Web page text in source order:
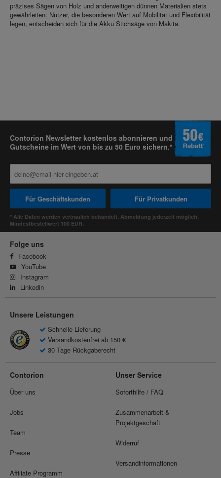
präzises Sägen von Holz und anderweitigen dünnen Materialien stets
gewährleiten. Nutzer, die besonderen Wert auf Mobilität und Flexibilität
legen, entscheiden sich für die Akku Stichsäge von Makita.
Contorion Newsletter kostenlos abonnieren und
Gutscheine im Wert von bis zu 50 Euro sichern.*
Für Geschäftskunden Für Privatkunden
* Alle Daten werden vertraulich behandelt. Abmeldung jederzeit möglich.
Mindestbestellwert 100 EUR.
Folge uns
Facebook
YouTube
Instagram
Linkedin
Unsere Leistungen
Schnelle Lieferung
Versandkostenfrei ab 150 €
30 Tage Rückgaberecht
Contorion
Über uns
Jobs
Team
Presse
Affiliate Programm
Unser Service
Soforthilfe / FAQ
Zusammenarbeit &
Projektgeschäft
Widerruf
Versandinformationen